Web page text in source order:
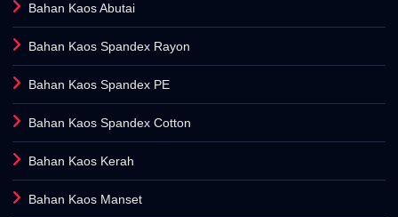
Bahan Kaos Abutai
Bahan Kaos Spandex Rayon
Bahan Kaos Spandex PE
Bahan Kaos Spandex Cotton
Bahan Kaos Kerah
Bahan Kaos Manset